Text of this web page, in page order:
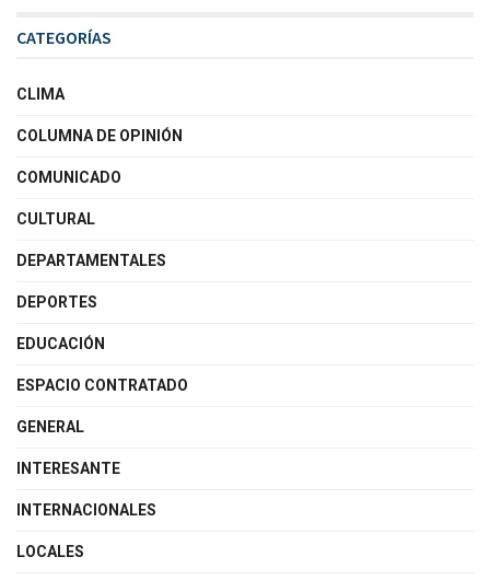
CATEGORÍAS
CLIMA
COLUMNA DE OPINIÓN
COMUNICADO
CULTURAL
DEPARTAMENTALES
DEPORTES
EDUCACIÓN
ESPACIO CONTRATADO
GENERAL
INTERESANTE
INTERNACIONALES
LOCALES